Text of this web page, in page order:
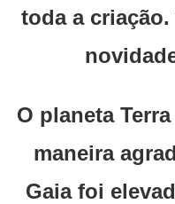
toda a
O planeta
maneira
Gaia foi